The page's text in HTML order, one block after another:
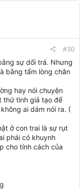
#30
sự dối trá. Nhưng
bằng tấm lòng chân
hay nói chuyện
thứ tình giả tạo để
ai dám nói ra. (
ở con trai là sự rụt
phái có khuynh
cho tính cách của